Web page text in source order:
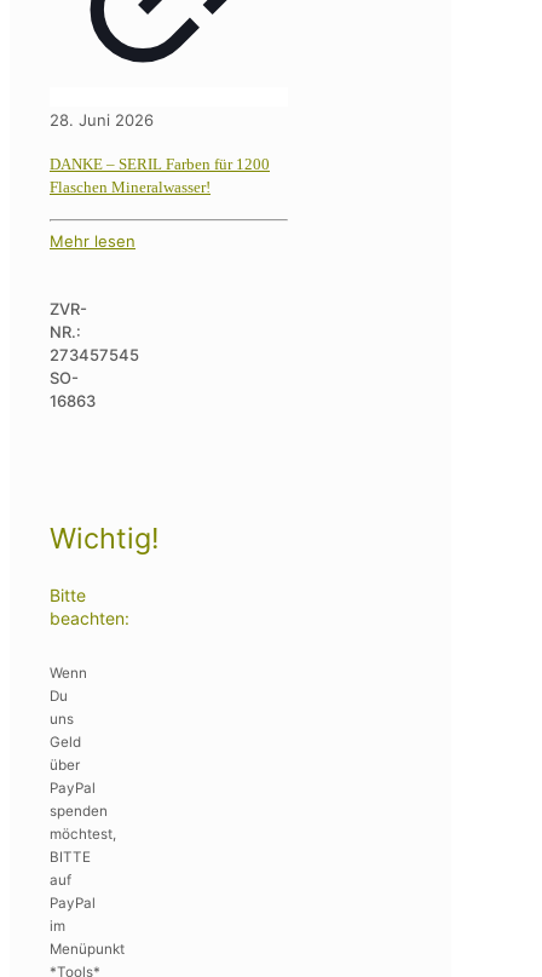
28. Juni 2026
DANKE – SERIL Farben für 1200
Flaschen Mineralwasser!
Mehr lesen
ZVR-
NR.:
273457545
SO-
16863
Wichtig!
Bitte
beachten:
Wenn
Du
uns
Geld
über
PayPal
spenden
möchtest,
BITTE
auf
PayPal
im
Menüpunkt
*Tools*